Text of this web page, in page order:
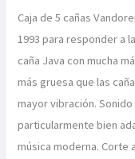
Caja de 5 cañas
1993 para responder a
caña Java con mucha
más gruesa que las
mayor vibración.
particularmente bien
música moderna. Corte